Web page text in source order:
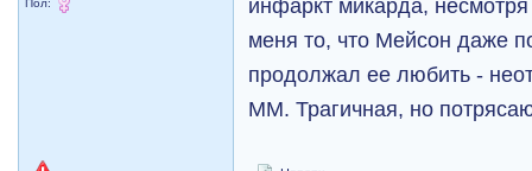
Пол:
инфаркт микарда,
меня то, что Мейсон даже
продолжал ее любить -
ММ. Трагичная, но